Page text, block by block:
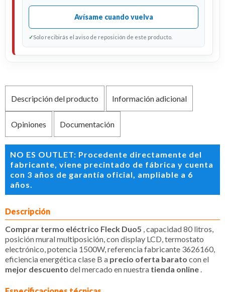
Avísame cuando vuelva
✓Solo recibirás el aviso de reposición de este producto.
Descripción del producto Información adicional
Opiniones Documentación
NO ES OUTLET: Procedente directamente del
fabricante, viene precintado de fábrica y cuenta
con 3 años de garantía oficial, ampliable a 6
años.
Descripción
Comprar termo eléctrico Fleck Duo5 , capacidad 80 litros,
posición mural multiposición, con display LCD, termostato
electrónico, potencia 1500W, referencia fabricante 3626160,
eficiencia energética clase B a precio oferta barato con el
mejor descuento del mercado en nuestra tienda online .